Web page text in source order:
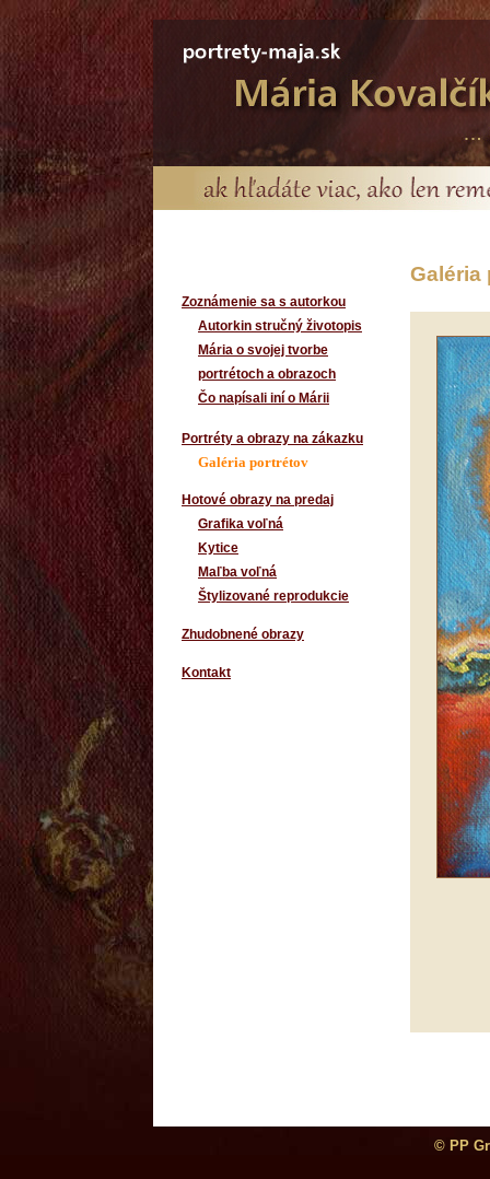
Zoznámenie sa s autorkou
Autorkin stručný životopis
Mária o svojej tvorbe
portrétoch a obrazoch
Čo napísali iní o Márii
Portréty a obrazy na zákazku
Galéria portrétov
Hotové obrazy na predaj
Grafika voľná
Kytice
Maľba voľná
Štylizované reprodukcie
Zhudobnené obrazy
Kontakt
Galéria
© PP